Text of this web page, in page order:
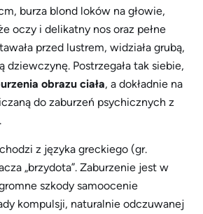
burza blond loków na głowie,
oczy i delikatny nos oraz pełne
przed lustrem, widziała grubą,
dziewczynę. Postrzegała tak siebie,
obrazu ciała, a dokładnie na
do zaburzeń psychicznych z
z języka greckiego (gr.
„brzydota”. Zaburzenie jest w
szkody samoocenie
kompulsji, naturalnie odczuwanej